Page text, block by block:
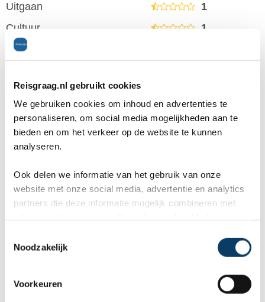
Reisgraag.nl gebruikt cookies
We gebruiken cookies om inhoud en advertenties te
personaliseren, om social media mogelijkheden aan te
bieden en om het verkeer op de website te kunnen
analyseren.
Ook delen we informatie van het gebruik van onze
website met onze social media, advertentie en analytics
partners die deze informatie mogelijk combineren met
Noodzakelijk
Voorkeuren
Uitgaan
1
Cultuur
1
Restaurants
Inwoners
Marijn Pijnenburg
Prachtig eiland om te wandelen!